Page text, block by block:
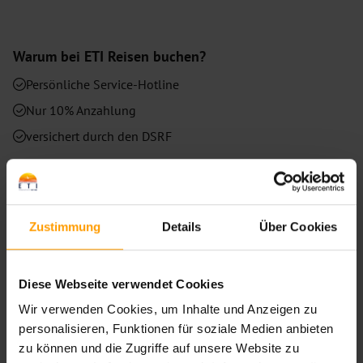
Zustimmung Details Über Cookies
Diese Webseite verwendet Cookies
Wir verwenden Cookies, um Inhalte und Anzeigen zu
personalisieren, Funktionen für soziale Medien anbieten
zu können und die Zugriffe auf unsere Website zu
Warum bei ETI Reisen buchen?
Persönliche Service-Hotline
Nur 10% Anzahlung
versichert durch den DSRF
ETI EXPERTEN
Lassen Sie sich
beraten.